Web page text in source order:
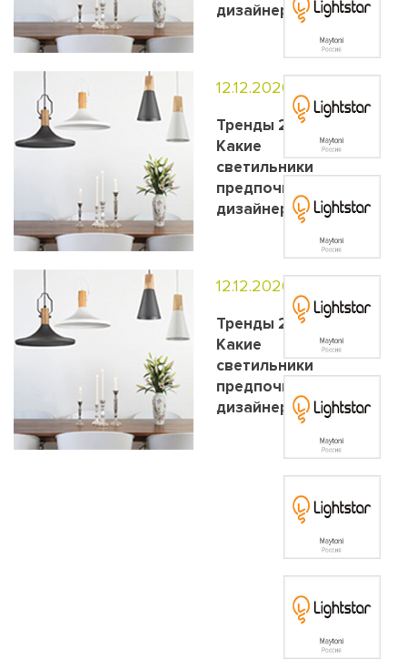
дизайнеры?
12.12.2020
Тренды 2020.
Какие
светильники
предпочитают
дизайнеры?
12.12.2020
Тренды 2020.
Какие
светильники
предпочитают
дизайнеры?